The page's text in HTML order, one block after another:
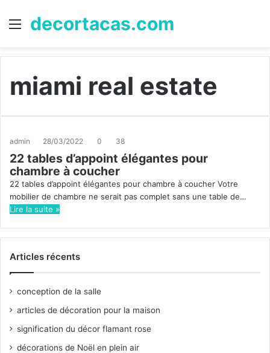
Menu
decortacas.com
miami real estate
admin 28/03/2022 0 38
22 tables d’appoint élégantes pour
chambre à coucher
22 tables d’appoint élégantes pour chambre à coucher Votre
mobilier de chambre ne serait pas complet sans une table de…
Lire la suite »
Articles récents
conception de la salle
articles de décoration pour la maison
signification du décor flamant rose
décorations de Noël en plein air